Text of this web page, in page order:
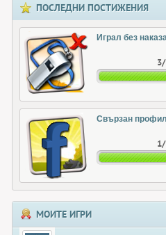
ПОСЛЕДНИ ПОСТИЖЕНИЯ
Играл без
Свързан
МОИТЕ ИГРИ